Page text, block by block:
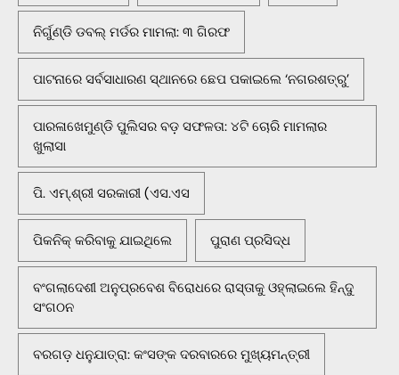
ନିର୍ଗୁଣ୍ଡି ଡବଲ୍ ମର୍ଡର ମାମଲା: ୩ ଗିରଫ
ପାଟନାରେ ସର୍ବସାଧାରଣ ସ୍ଥାନରେ ଛେପ ପକାଇଲେ ‘ନଗରଶତ୍ରୁ’
ପାରଳାଖେମୁଣ୍ଡି ପୁଲିସର ବଡ଼ ସଫଳତା: ୪ଟି ଚୋରି ମାମଲାର
ଖୁଲାସା
ପି. ଏମ୍.ଶ୍ରୀ ସରକାରୀ (ଏସ.ଏସ
ପିକନିକ୍‌ କରିବାକୁ ଯାଇଥିଲେ ପୁରାଣ ପ୍ରସିଦ୍ଧ
ବଂଗଲାଦେଶୀ ଅନୁପ୍ରବେଶ ବିରୋଧରେ ରାସ୍ତାକୁ ଓହ୍ଲାଇଲେ ହିନ୍ଦୁ
ସଂଗଠନ
ବରଗଡ଼ ଧନୁଯାତ୍ରା: କଂସଙ୍କ ଦରବାରରେ ମୁଖ୍ୟମନ୍ତ୍ରୀ